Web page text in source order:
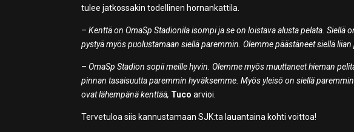
tulee jatkossakin todellinen hornankattila.
–Kenttä on OmaSp Stadionila isompi ja se on loistava alusta pelata. Siellä
pystyä myös puolustamaan siellä paremmin. Olemme päästäneet siellä
–OmaSp Stadion sopii meille hyvin. Olemme myös muuttaneet hieman
pinnan tasaisuutta paremmin hyväksemme. Myös yleisö on siellä
ovat lähempänä kenttää, Tuco arvioi.
Tervetuloa siis kannustamaan SJK:ta lauantaina kohti voittoa!